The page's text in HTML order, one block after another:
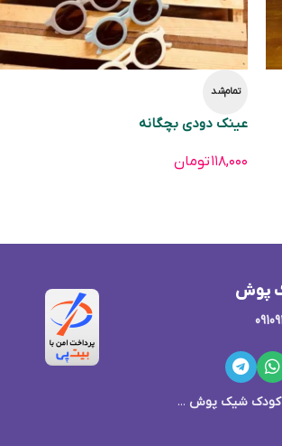
تمام‌شد
عینک دودی بچگانه
۱۱۸,۰۰۰تومان
پوش
کودک شیک پوش ...